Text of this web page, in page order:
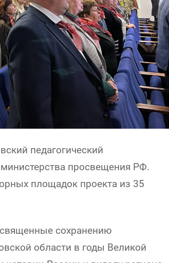
педагогический
просвещения РФ.
площадок проекта из 35
сохранению
области в годы Великой